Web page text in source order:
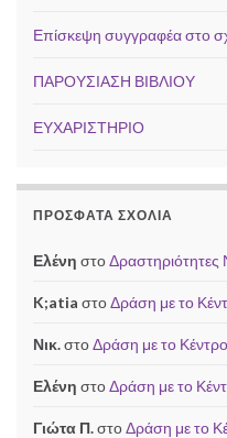
Επίσκεψη συγγραφέα στο
ΠΑΡΟΥΣΙΑΣΗ ΒΙΒΛΙΟΥ
ΕΥΧΑΡΙΣΤΗΡΙΟ
ΠΡΌΣΦΑΤΑ ΣΧΌΛΙΑ
Ελένη στοΔραστηριότητες
K;atia στοΔράση με το
Νικ.στοΔράση με το
Ελένη στοΔράση με το
Γιώτα Π.στοΔράση με το